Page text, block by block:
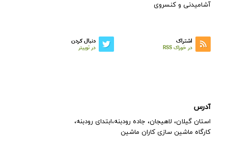
آشامیدنی و کنسروی
دنبال کردن
در توییتر
اشتراک
در خوراک RSS
آدرس
استان گیلان، لاهیجان، جاده رودبنه،ابتدای رودبنه،
کارگاه ماشین سازی کاران ماشین